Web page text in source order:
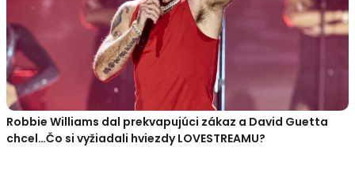
Robbie Williams dal prekvapujúci zákaz a David Guetta
chcel…Čo si vyžiadali hviezdy LOVESTREAMU?